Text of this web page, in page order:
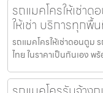
รถแมคโครให้เช่า
ให้เช่า บริการทุกพื้
รถแมคโครให้เช่าดอนตูม
ไทย ในราคาเป็นกันเอง